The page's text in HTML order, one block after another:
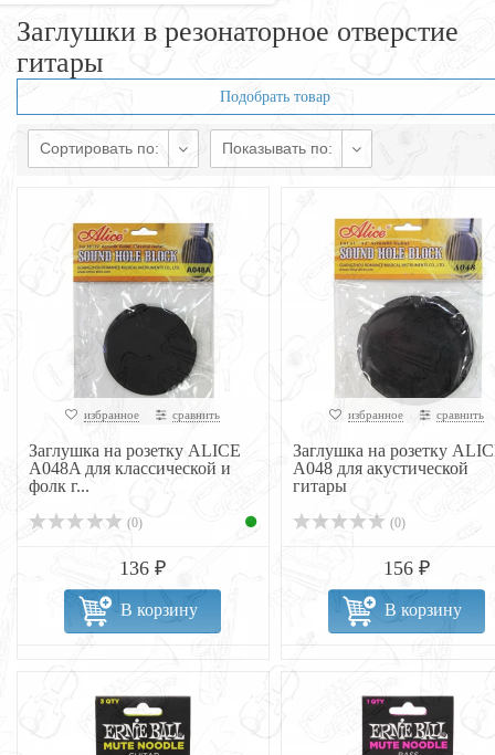
Заглушки в резонаторное отверстие
гитары
Подобрать товар
Сортировать по: Показывать по:
избранное сравнить
Заглушка на розетку ALICE
A048A для классической и
фолк г...
(0)
136 ₽
В корзину
избранное сравнить
Заглушка на розетку
A048 для акустической
гитары
(0)
156 ₽
В корзину